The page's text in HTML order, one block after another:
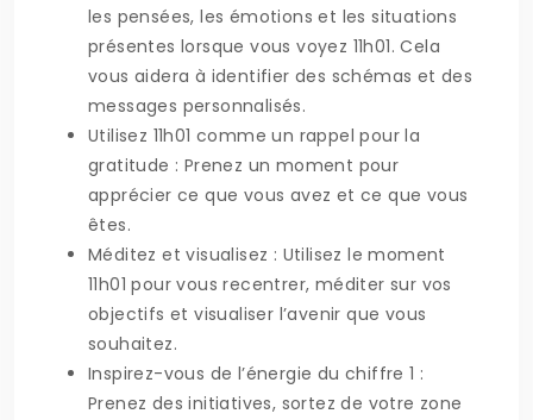
les pensées, les émotions et les situations
présentes lorsque vous voyez 11h01. Cela
vous aidera à identifier des schémas et des
messages personnalisés.
Utilisez 11h01 comme un rappel pour la
gratitude : Prenez un moment pour
apprécier ce que vous avez et ce que vous
êtes.
Méditez et visualisez : Utilisez le moment
11h01 pour vous recentrer, méditer sur vos
objectifs et visualiser l’avenir que vous
souhaitez.
Inspirez-vous de l’énergie du chiffre 1 :
Prenez des initiatives, sortez de votre zone